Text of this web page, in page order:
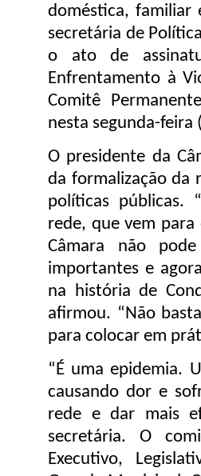
doméstica, familiar
secretária de
o ato de
Enfrentamento à
Comitê
nesta segunda-
O presidente da
da formalização da
políticas públicas.
rede, que vem
Câmara não
importantes e
na história de
afirmou. “Não
para colocar em
“É uma epidemia.
causando dor e
rede e dar mais
secretária. O
Executivo,